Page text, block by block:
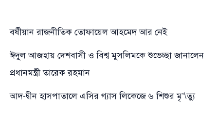
বর্ষীয়ান রাজনীতিক তোফায়েল আহমেদ আর নেই
ঈদুল আজহায় দেশবাসী ও বিশ্ব মুসলিমকে শুভেচ্ছা জানালেন
প্রধানমন্ত্রী তারেক রহমান
আদ-দ্বীন হাসপাতালে এসির গ্যাস লিকেজে ৬ শিশুর মৃ’\ত্যু